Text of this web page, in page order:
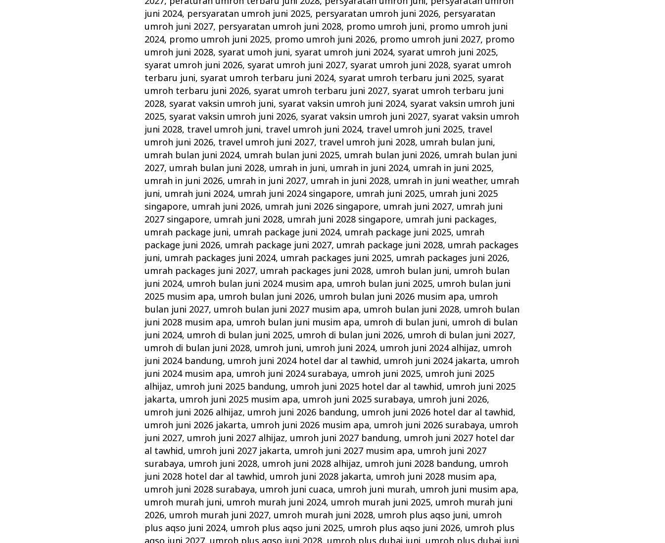
juni 2024, persyaratan umroh juni 2025, persyaratan umroh juni 2026, persyaratan
umroh juni 2027, persyaratan umroh juni 2028, promo umroh juni, promo umroh juni
2024, promo umroh juni 2025, promo umroh juni 2026, promo umroh juni 2027, promo
umroh juni 2028, syarat umoh juni, syarat umroh juni 2024, syarat umroh juni 2025,
syarat umroh juni 2026, syarat umroh juni 2027, syarat umroh juni 2028, syarat umroh
terbaru juni, syarat umroh terbaru juni 2024, syarat umroh terbaru juni 2025, syarat
umroh terbaru juni 2026, syarat umroh terbaru juni 2027, syarat umroh terbaru juni
2028, syarat vaksin umroh juni, syarat vaksin umroh juni 2024, syarat vaksin umroh juni
2025, syarat vaksin umroh juni 2026, syarat vaksin umroh juni 2027, syarat vaksin umroh
juni 2028, travel umroh juni, travel umroh juni 2024, travel umroh juni 2025, travel
umroh juni 2026, travel umroh juni 2027, travel umroh juni 2028, umrah bulan juni,
umrah bulan juni 2024, umrah bulan juni 2025, umrah bulan juni 2026, umrah bulan juni
2027, umrah bulan juni 2028, umrah in juni, umrah in juni 2024, umrah in juni 2025,
umrah in juni 2026, umrah in juni 2027, umrah in juni 2028, umrah in juni weather, umrah
juni, umrah juni 2024, umrah juni 2024 singapore, umrah juni 2025, umrah juni 2025
singapore, umrah juni 2026, umrah juni 2026 singapore, umrah juni 2027, umrah juni
2027 singapore, umrah juni 2028, umrah juni 2028 singapore, umrah juni packages,
umrah package juni, umrah package juni 2024, umrah package juni 2025, umrah
package juni 2026, umrah package juni 2027, umrah package juni 2028, umrah packages
juni, umrah packages juni 2024, umrah packages juni 2025, umrah packages juni 2026,
umrah packages juni 2027, umrah packages juni 2028, umroh bulan juni, umroh bulan
juni 2024, umroh bulan juni 2024 musim apa, umroh bulan juni 2025, umroh bulan juni
2025 musim apa, umroh bulan juni 2026, umroh bulan juni 2026 musim apa, umroh
bulan juni 2027, umroh bulan juni 2027 musim apa, umroh bulan juni 2028, umroh bulan
juni 2028 musim apa, umroh bulan juni musim apa, umroh di bulan juni, umroh di bulan
juni 2024, umroh di bulan juni 2025, umroh di bulan juni 2026, umroh di bulan juni 2027,
umroh di bulan juni 2028, umroh juni, umroh juni 2024, umroh juni 2024 alhijaz, umroh
juni 2024 bandung, umroh juni 2024 hotel dar al tawhid, umroh juni 2024 jakarta, umroh
juni 2024 musim apa, umroh juni 2024 surabaya, umroh juni 2025, umroh juni 2025
alhijaz, umroh juni 2025 bandung, umroh juni 2025 hotel dar al tawhid, umroh juni 2025
jakarta, umroh juni 2025 musim apa, umroh juni 2025 surabaya, umroh juni 2026,
umroh juni 2026 alhijaz, umroh juni 2026 bandung, umroh juni 2026 hotel dar al tawhid,
umroh juni 2026 jakarta, umroh juni 2026 musim apa, umroh juni 2026 surabaya, umroh
juni 2027, umroh juni 2027 alhijaz, umroh juni 2027 bandung, umroh juni 2027 hotel dar
al tawhid, umroh juni 2027 jakarta, umroh juni 2027 musim apa, umroh juni 2027
surabaya, umroh juni 2028, umroh juni 2028 alhijaz, umroh juni 2028 bandung, umroh
juni 2028 hotel dar al tawhid, umroh juni 2028 jakarta, umroh juni 2028 musim apa,
umroh juni 2028 surabaya, umroh juni cuaca, umroh juni murah, umroh juni musim apa,
umroh murah juni, umroh murah juni 2024, umroh murah juni 2025, umroh murah juni
2026, umroh murah juni 2027, umroh murah juni 2028, umroh plus aqso juni, umroh
plus aqso juni 2024, umroh plus aqso juni 2025, umroh plus aqso juni 2026, umroh plus